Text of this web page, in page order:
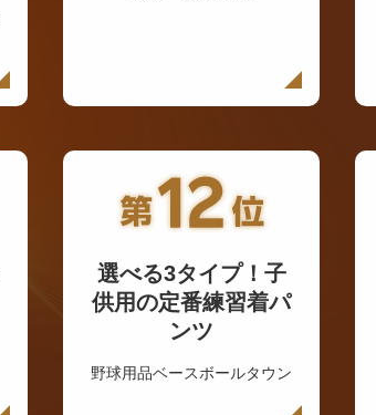
選べる3タイプ！子
供用の定番練習着パ
ンツ
野球用品ベースボールタウン